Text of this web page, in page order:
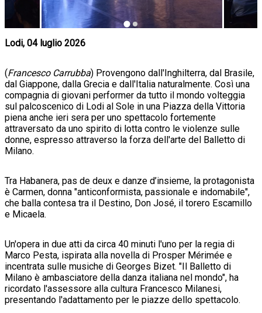
Lodi, 04 luglio 2026
(Francesco Carrubba) Provengono dall'Inghilterra, dal Brasile,
dal Giappone, dalla Grecia e dall'Italia naturalmente. Così una
compagnia di giovani performer da tutto il mondo volteggia
sul palcoscenico di Lodi al Sole in una Piazza della Vittoria
piena anche ieri sera per uno spettacolo fortemente
attraversato da uno spirito di lotta contro le violenze sulle
donne, espresso attraverso la forza dell'arte del Balletto di
Milano.
Tra Habanera, pas de deux e danze d’insieme, la protagonista
è Carmen, donna "anticonformista, passionale e indomabile",
che balla contesa tra il Destino, Don José, il torero Escamillo
e Micaela.
Un'opera in due atti da circa 40 minuti l'uno per la regia di
Marco Pesta, ispirata alla novella di Prosper Mérimée e
incentrata sulle musiche di Georges Bizet. "Il Balletto di
Milano è ambasciatore della danza italiana nel mondo", ha
ricordato l'assessore alla cultura Francesco Milanesi,
presentando l'adattamento per le piazze dello spettacolo.